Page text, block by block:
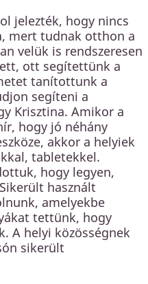
jelezték, hogy nincs
mert tudnak otthon a
velük is rendszeresen
ott segítettünk a
tanítottunk a
segíteni a
Krisztina. Amikor a
hogy jó néhány
akkor a helyiek
tabletekkel.
hogy legyen,
használt
amelyekbe
tettünk, hogy
A helyi közösségnek
sikerült